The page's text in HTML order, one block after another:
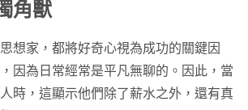
角獸
想家，都將好奇心視為成功的關鍵因
因為日常經常是平凡無聊的。因此，當
時，這顯示他們除了薪水之外，還有真